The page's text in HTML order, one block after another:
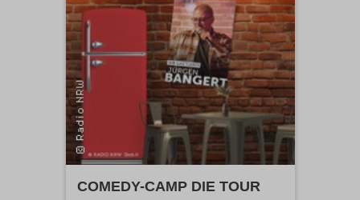
COMEDY-CAMP DIE TOUR